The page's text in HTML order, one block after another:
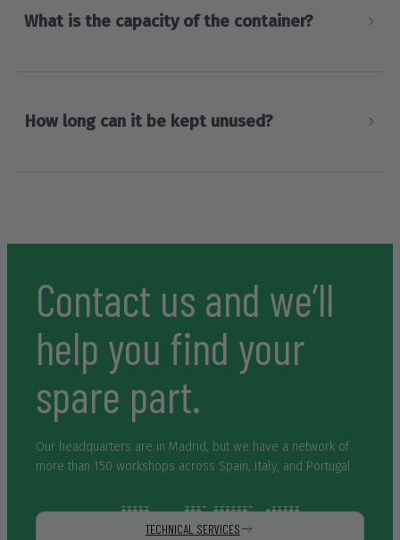
What is the capacity of the container?
How long can it be kept unused?
Contact us and we’ll
help you find your
spare part.
Our headquarters are in Madrid, but we have a network of
more than 150 workshops across Spain, Italy, and Portugal.
TECHNICAL SERVICES